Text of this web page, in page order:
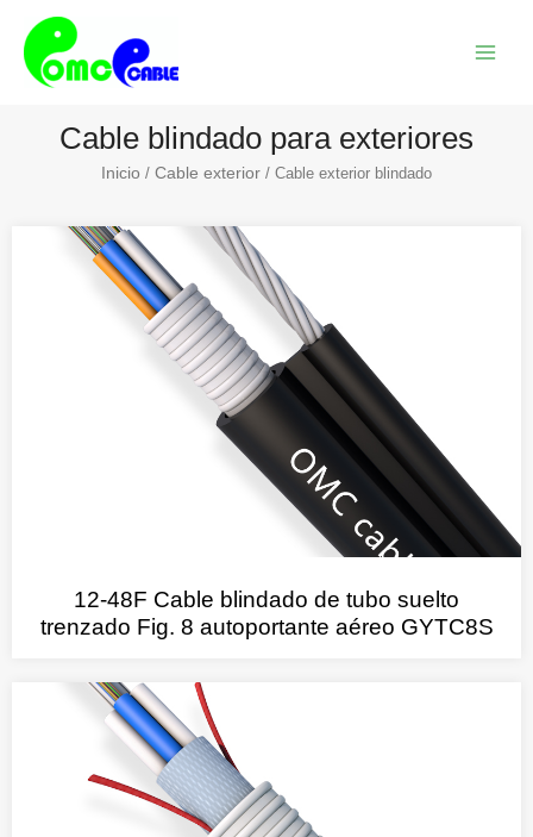
contenido
Cable blindado para exteriores
Inicio / Cable exterior / Cable exterior blindado
12-48F Cable blindado de tubo suelto
trenzado Fig. 8 autoportante aéreo GYTC8S